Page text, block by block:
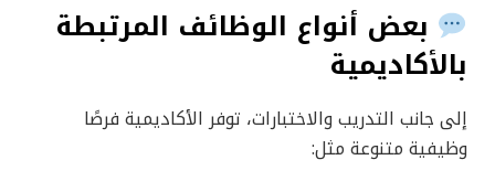
بعض أنواع الوظائف المرتبطة
بالأكاديمية
إلى جانب التدريب والاختبارات، توفر الأكاديمية فرصًا
وظيفية متنوعة مثل: